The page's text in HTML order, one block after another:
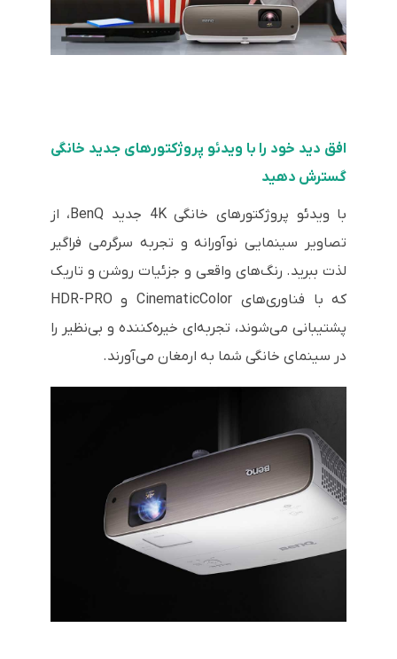
افق دید خود را با ویدئو پروژکتورهای جدید خانگی
گسترش دهید
با ویدئو پروژکتورهای خانگی 4K جدید BenQ، از
تصاویر سینمایی نوآورانه و تجربه سرگرمی فراگیر
لذت ببرید. رنگ‌های واقعی و جزئیات روشن و تاریک
که با فناوری‌های CinematicColor و HDR-PRO
پشتیبانی می‌شوند، تجربه‌ای خیره‌کننده و بی‌نظیر را
در سینمای خانگی شما به ارمغان می‌آورند.